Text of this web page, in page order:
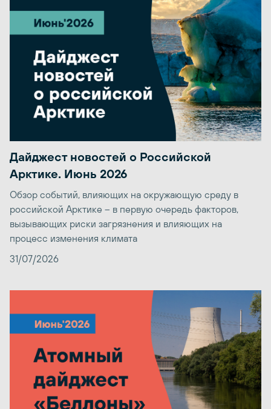
Дайджест новостей о Российской
Арктике. Июнь 2026
Обзор событий, влияющих на окружающую среду в
российской Арктике – в первую очередь факторов,
вызывающих риски загрязнения и влияющих на
процесс изменения климата
31/07/2026